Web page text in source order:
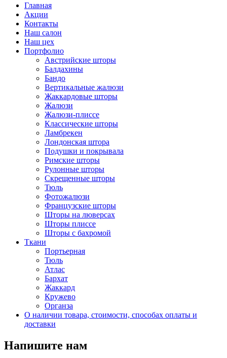
Главная
Акции
Контакты
Наш салон
Наш цех
Портфолио
Австрийские шторы
Балдахины
Бандо
Вертикальные жалюзи
Жаккардовые шторы
Жалюзи
Жалюзи-плиссе
Классические шторы
Ламбрекен
Лондонская штора
Подушки и покрывала
Римские шторы
Рулонные шторы
Скрещенные шторы
Тюль
Фотожалюзи
Французские шторы
Шторы на люверсах
Шторы плиссе
Шторы с бахромой
Ткани
Портьерная
Тюль
Атлас
Бархат
Жаккард
Кружево
Органза
О наличии товара, стоимости, способах оплаты и
доставки
Напишите нам